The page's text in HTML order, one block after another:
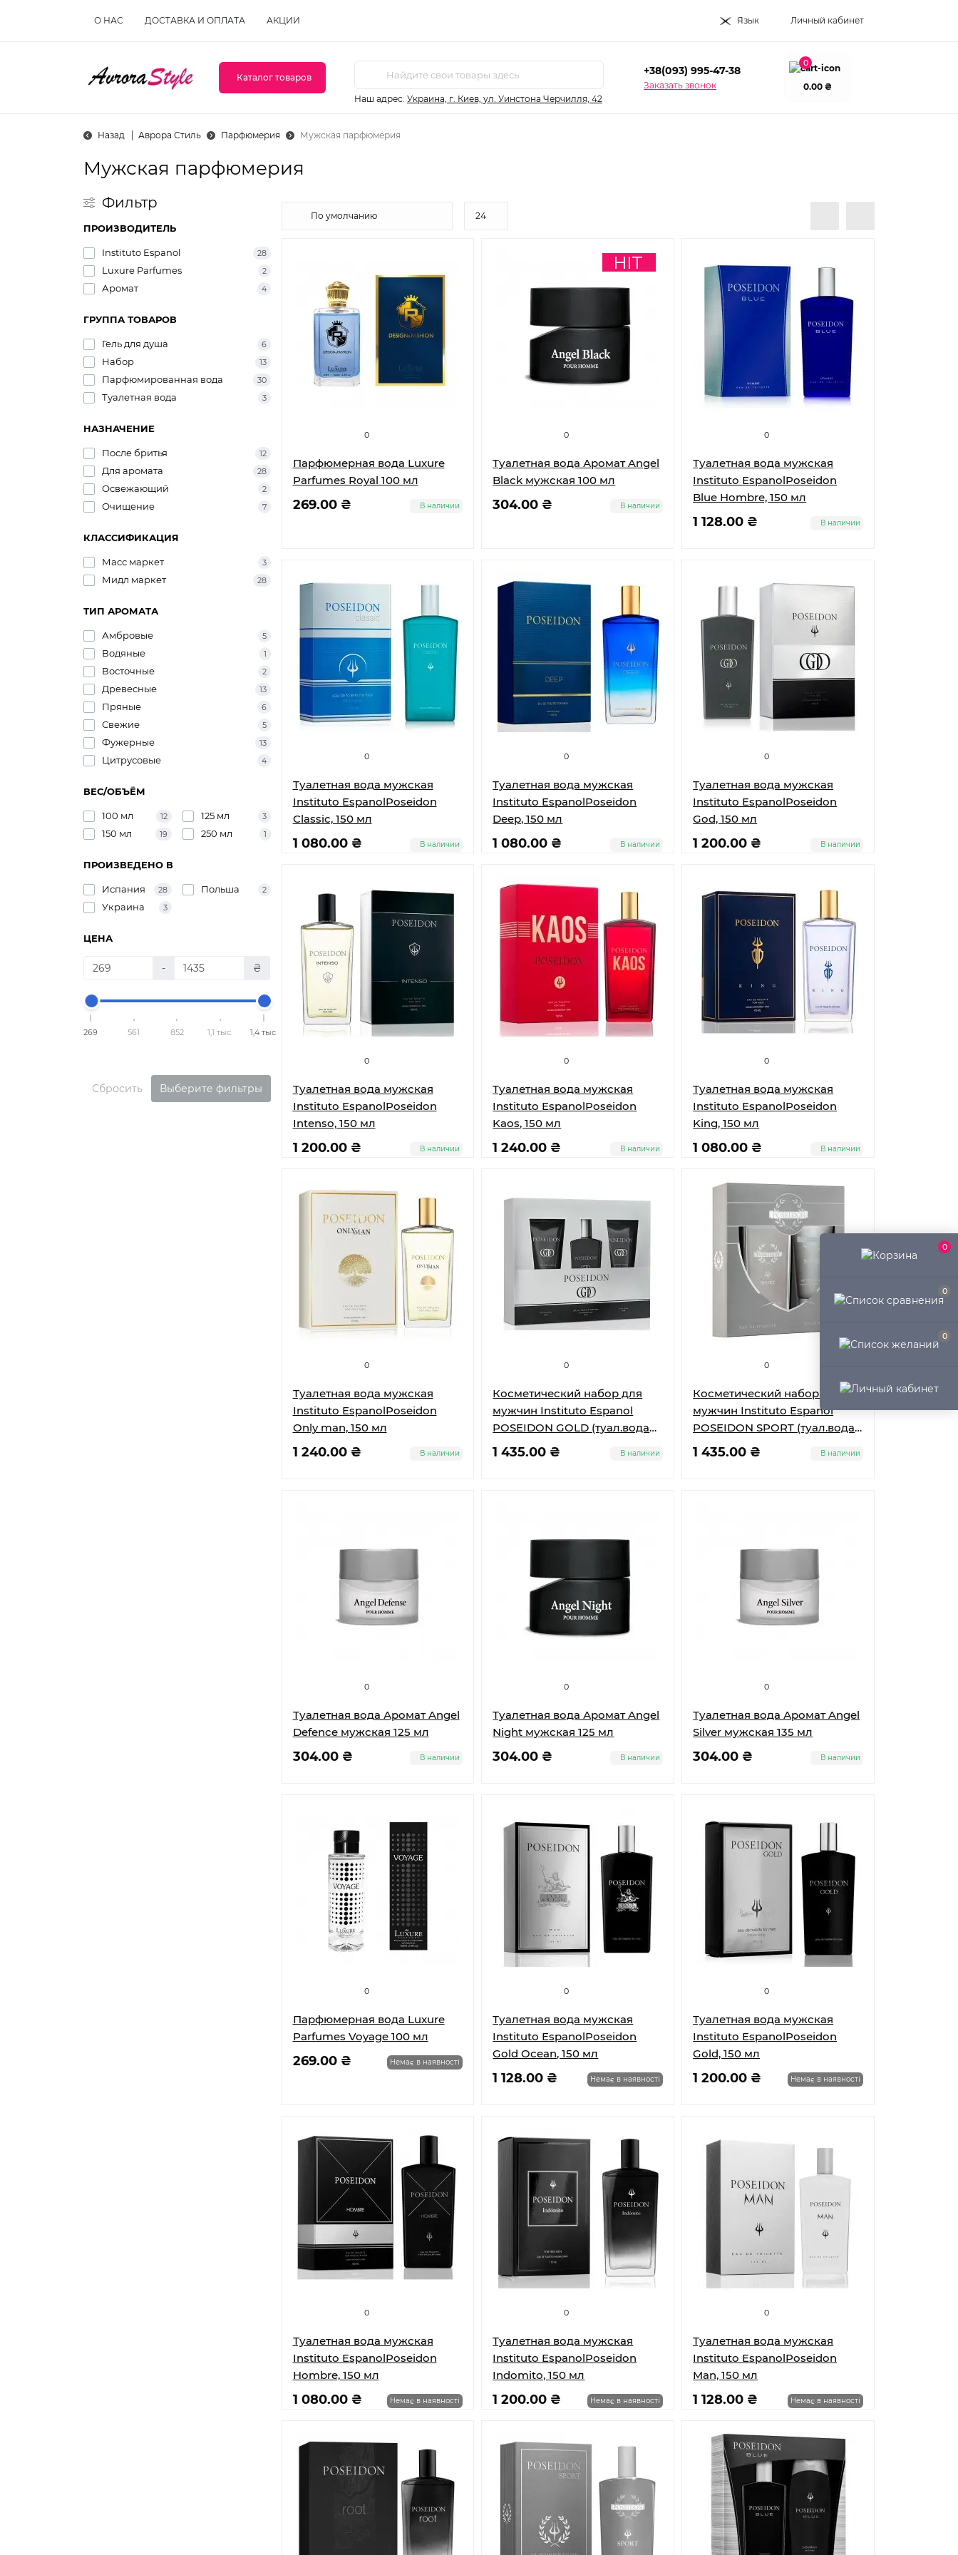
0
0
0
О НАС ДОСТАВКА И ОПЛАТА АКЦИИ Язык Личный кабинет
Каталог товаров
Наш адрес: Украина, г. Киев, ул. Уинстона Черчилля, 42
+38(093) 995-47-38
Заказать звонок
0
0.00 ₴
Назад Аврора Стиль Парфюмерия Мужская парфюмерия
Мужская парфюмерия
Фильтр
ПРОИЗВОДИТЕЛЬ
Instituto Espanol 28
Luxure Parfumes 2
Аромат 4
ГРУППА ТОВАРОВ
Гель для душа 6
Набор 13
Парфюмированная вода 30
Туалетная вода 3
НАЗНАЧЕНИЕ
После бритья 12
Для аромата 28
Освежающий 2
Очищение 7
КЛАССИФИКАЦИЯ
Масс маркет 3
Мидл маркет 28
ТИП АРОМАТА
Амбровые 5
Водяные 1
Восточные 2
Древесные 13
Пряные 6
Свежие 5
Фужерные 13
Цитрусовые 4
ВЕС/ОБЪЁМ
100 мл 12 125 мл 3
150 мл 19 250 мл 1
ПРОИЗВЕДЕНО В
Испания 28 Польша 2
Украина 3
ЦЕНА
- ₴
269 561 852 1,1 тыс. 1,4 тыс.
Сбросить Выберите фильтры
0
Парфюмерная вода Luxure
Parfumes Royal 100 мл
269.00 ₴ В наличии
0
Туалетная вода Аромат Angel
Black мужская 100 мл
304.00 ₴ В наличии
0
Туалетная вода мужская
Instituto EspanolPoseidon
Blue Hombre, 150 мл
1 128.00 ₴ В наличии
0
Туалетная вода мужская
Instituto EspanolPoseidon
Classic, 150 мл
1 080.00 ₴ В наличии
0
Туалетная вода мужская
Instituto EspanolPoseidon
Deep, 150 мл
1 080.00 ₴ В наличии
0
Туалетная вода мужская
Instituto EspanolPoseidon
God, 150 мл
1 200.00 ₴ В наличии
0
Туалетная вода мужская
Instituto EspanolPoseidon
Intenso, 150 мл
1 200.00 ₴ В наличии
0
Туалетная вода мужская
Instituto EspanolPoseidon
Kaos, 150 мл
1 240.00 ₴ В наличии
0
Туалетная вода мужская
Instituto EspanolPoseidon
King, 150 мл
1 080.00 ₴ В наличии
0
Туалетная вода мужская
Instituto EspanolPoseidon
Only man, 150 мл
1 240.00 ₴ В наличии
0
Косметический набор для
мужчин Instituto Espanol
POSEIDON GOLD (туал.вода
100 мл + лосьон п/бритье 100
1 435.00 ₴ В наличии
0
Косметический набор для
мужчин Instituto Espanol
POSEIDON SPORT (туал.вода
100 мл + лосьон п/бритья 100
1 435.00 ₴ В наличии
0
Туалетная вода Аромат Angel
Defence мужская 125 мл
304.00 ₴ В наличии
0
Туалетная вода Аромат Angel
Night мужская 125 мл
304.00 ₴ В наличии
0
Туалетная вода Аромат Angel
Silver мужская 135 мл
304.00 ₴ В наличии
0
Парфюмерная вода Luxure
Parfumes Voyage 100 мл
269.00 ₴ Немає в наявності
0
Туалетная вода мужская
Instituto EspanolPoseidon
Gold Ocean, 150 мл
1 128.00 ₴ Немає в наявності
0
Туалетная вода мужская
Instituto EspanolPoseidon
Gold, 150 мл
1 200.00 ₴ Немає в наявності
0
Туалетная вода мужская
Instituto EspanolPoseidon
Hombre, 150 мл
1 080.00 ₴ Немає в наявності
0
Туалетная вода мужская
Instituto EspanolPoseidon
Indomito, 150 мл
1 200.00 ₴ Немає в наявності
0
Туалетная вода мужская
Instituto EspanolPoseidon
Man, 150 мл
1 128.00 ₴ Немає в наявності